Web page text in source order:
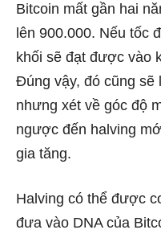
Bitcoin mất gần hai
lên 900.000. Nếu tốc
khối sẽ đạt được vào
Đúng vậy, đó cũng sẽ
nhưng xét về góc độ
ngược đến halving
gia tăng.
Halving có thể được
đưa vào DNA của